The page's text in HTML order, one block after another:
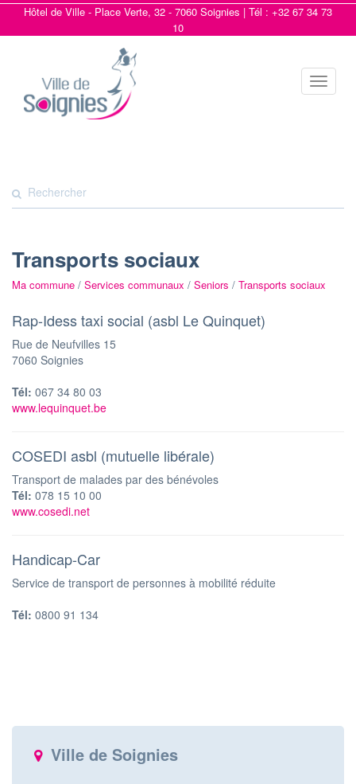
Hôtel de Ville - Place Verte, 32 - 7060 Soignies | Tél : +32 67 34 73
10
Toggle
Transports sociaux
Ma commune / Services communaux / Seniors / Transports sociaux
Rap-Idess taxi social (asbl Le Quinquet)
Rue de Neufvilles 15
7060 Soignies
Tél: 067 34 80 03
www.lequinquet.be
COSEDI asbl (mutuelle libérale)
Transport de malades par des bénévoles
Tél: 078 15 10 00
www.cosedi.net
Handicap-Car
Service de transport de personnes à mobilité réduite
Tél: 0800 91 134
Ville de Soignies